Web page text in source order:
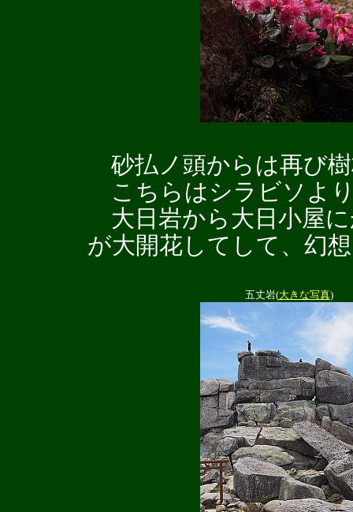
砂払ノ頭からは再び
こちらはシラビソよ
大日岩から大日小屋
が大開花してして、幻
五丈岩(大きな写真)